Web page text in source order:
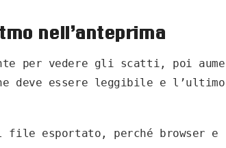
nell’anteprima
per vedere gli scatti, poi
deve essere leggibile e l’ultimo
file esportato, perché browser e